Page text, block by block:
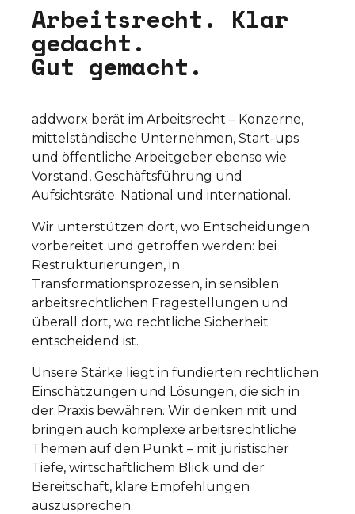
Arbeitsrecht. Klar
gedacht.
Gut gemacht.
addworx berät im Arbeitsrecht – Konzerne,
mittelständische Unternehmen, Start-ups
und öffentliche Arbeitgeber ebenso wie
Vorstand, Geschäftsführung und
Aufsichtsräte. National und international.
Wir unterstützen dort, wo Entscheidungen
vorbereitet und getroffen werden: bei
Restrukturierungen, in
Transformationsprozessen, in sensiblen
arbeitsrechtlichen Fragestellungen und
überall dort, wo rechtliche Sicherheit
entscheidend ist.
Unsere Stärke liegt in fundierten rechtlichen
Einschätzungen und Lösungen, die sich in
der Praxis bewähren. Wir denken mit und
bringen auch komplexe arbeitsrechtliche
Themen auf den Punkt – mit juristischer
Tiefe, wirtschaftlichem Blick und der
Bereitschaft, klare Empfehlungen
auszusprechen.